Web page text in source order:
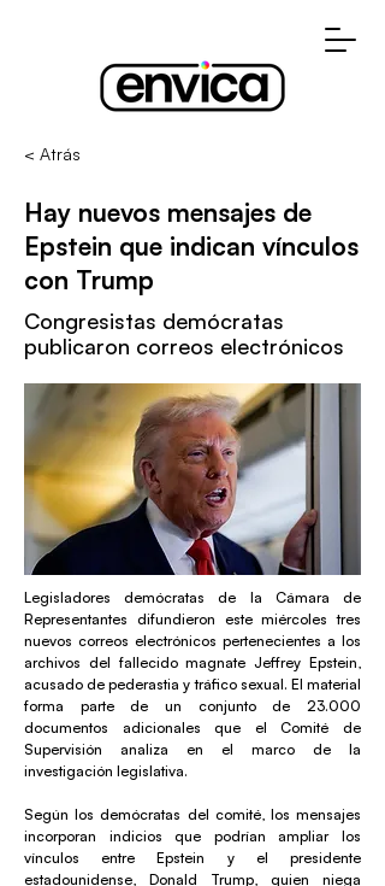
< Atrás
Hay nuevos mensajes de
Epstein que indican vínculos
con Trump
Congresistas demócratas
publicaron correos electrónicos
Legisladores demócratas de la Cámara de
Representantes difundieron este miércoles tres
nuevos correos electrónicos pertenecientes a los
archivos del fallecido magnate Jeffrey Epstein,
acusado de pederastia y tráfico sexual. El material
forma parte de un conjunto de 23.000
documentos adicionales que el Comité de
Supervisión analiza en el marco de la
investigación legislativa.
Según los demócratas del comité, los mensajes
incorporan indicios que podrían ampliar los
vínculos entre Epstein y el presidente
estadounidense, Donald Trump, quien niega